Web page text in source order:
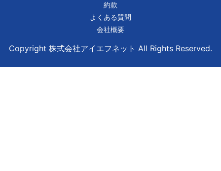
約款
よくある質問
会社概要
Copyright 株式会社アイエフネット All Rights Reserved.